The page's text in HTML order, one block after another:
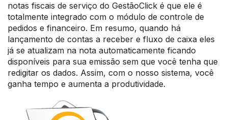
notas fiscais de serviço do GestãoClick é que ele é
totalmente integrado com o módulo de controle de
pedidos e financeiro. Em resumo, quando há
lançamento de contas a receber e fluxo de caixa eles
já se atualizam na nota automaticamente ficando
disponíveis para sua emissão sem que você tenha que
redigitar os dados. Assim, com o nosso sistema, você
ganha tempo e aumenta a produtividade.